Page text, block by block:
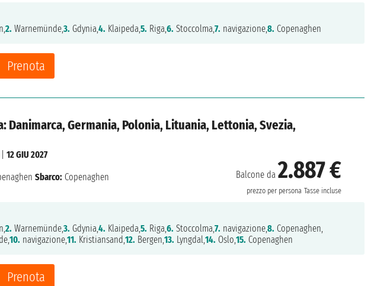
Prenota
2. Warnemünde,3. Gdynia,4. Klaipeda,5. Riga,6. Stoccolma,7. navigazione,8. Copenaghen
Danimarca, Germania, Polonia, Lituania, Lettonia, Svezia,
Balcone da2.887 €
prezzo per persona Tasse incluse
Prenota
12 GIU 2027
Sbarco: Copenaghen
2. Warnemünde,3. Gdynia,4. Klaipeda,5. Riga,6. Stoccolma,7. navigazione,8. Copenaghen,
10. navigazione,11. Kristiansand,12. Bergen,13. Lyngdal,14. Oslo,15. Copenaghen